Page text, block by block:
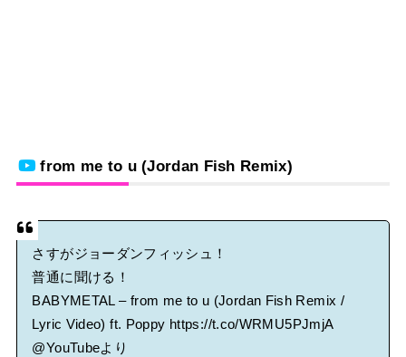
from me to u (Jordan Fish Remix)
さすがジョーダンフィッシュ！
普通に聞ける！
BABYMETAL – from me to u (Jordan Fish Remix /
Lyric Video) ft. Poppy https://t.co/WRMU5PJmjA
@YouTubeより